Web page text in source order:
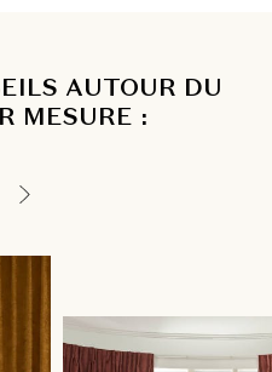
AUTOUR DU
MESURE :